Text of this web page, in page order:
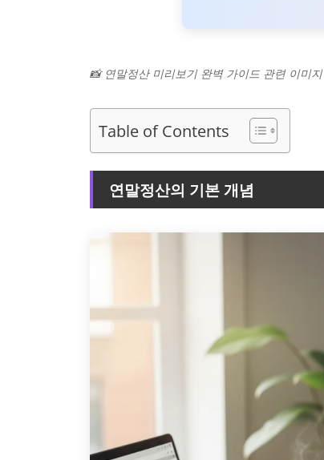
📸 연말정산 미리보기 완벽 가이드 관련 이미지
Table of Contents
연말정산의 기본 개념